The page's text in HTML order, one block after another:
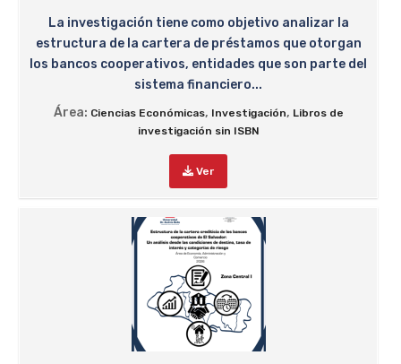
La investigación tiene como objetivo analizar la
estructura de la cartera de préstamos que otorgan
los bancos cooperativos, entidades que son parte del
sistema financiero...
Área: Ciencias Económicas, Investigación, Libros de
investigación sin ISBN
Ver